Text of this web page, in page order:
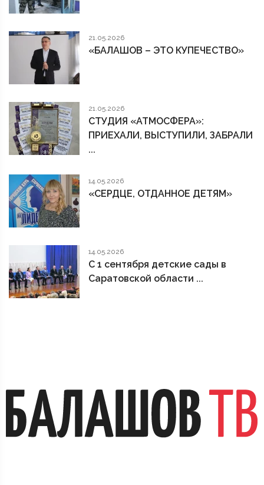
21.05.2026
«БАЛАШОВ – ЭТО КУПЕЧЕСТВО»
21.05.2026
СТУДИЯ «АТМОСФЕРА»:
ПРИЕХАЛИ, ВЫСТУПИЛИ, ЗАБРАЛИ
...
14.05.2026
«СЕРДЦЕ, ОТДАННОЕ ДЕТЯМ»
14.05.2026
С 1 сентября детские сады в
Саратовской области ...